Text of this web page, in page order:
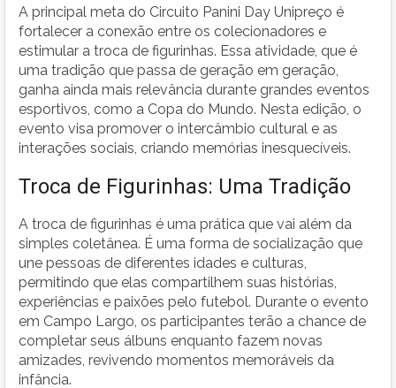
A principal meta do Circuito Panini Day Unipreço é
fortalecer a conexão entre os colecionadores e
estimular a troca de figurinhas. Essa atividade, que é
uma tradição que passa de geração em geração,
ganha ainda mais relevância durante grandes eventos
esportivos, como a Copa do Mundo. Nesta edição, o
evento visa promover o intercâmbio cultural e as
interações sociais, criando memórias inesquecíveis.
Troca de Figurinhas: Uma Tradição
A troca de figurinhas é uma prática que vai além da
simples coletânea. É uma forma de socialização que
une pessoas de diferentes idades e culturas,
permitindo que elas compartilhem suas histórias,
experiências e paixões pelo futebol. Durante o evento
em Campo Largo, os participantes terão a chance de
completar seus álbuns enquanto fazem novas
amizades, revivendo momentos memoráveis da
infância.